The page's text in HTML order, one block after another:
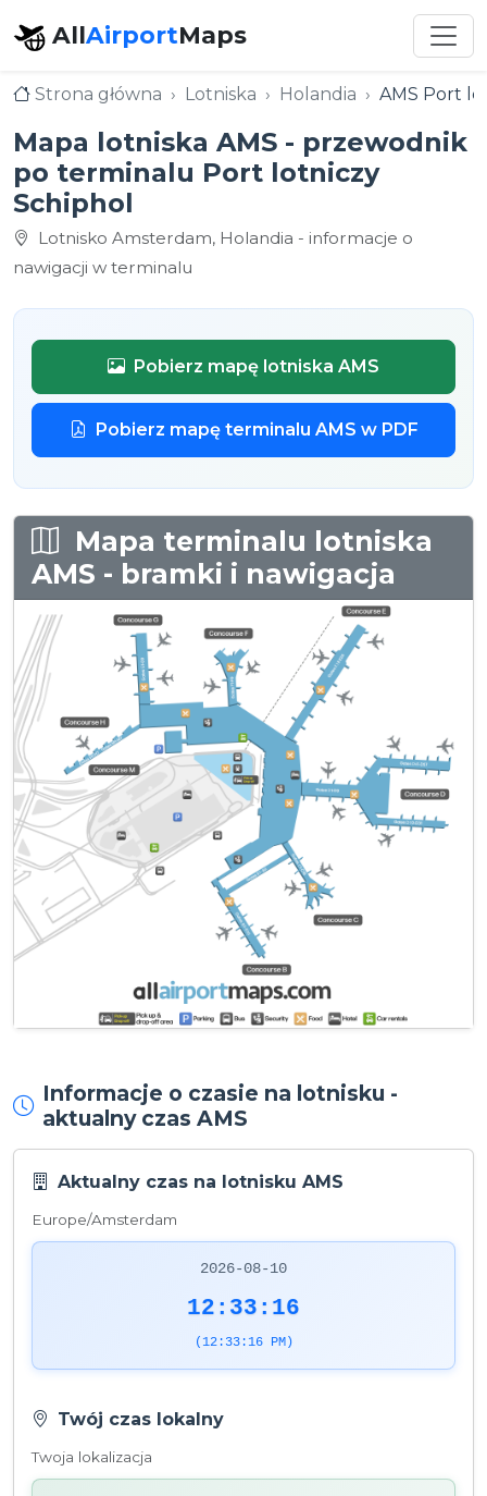
AllAirportMaps
Strona główna Lotniska Holandia AMS Port
Mapa lotniska AMS - przewodnik
po terminalu Port lotniczy
Schiphol
Lotnisko Amsterdam, Holandia - informacje o
nawigacji w terminalu
Pobierz mapę lotniska AMS
Pobierz mapę terminalu AMS w PDF
Mapa terminalu lotniska
AMS - bramki i nawigacja
Informacje o czasie na lotnisku -
aktualny czas AMS
Aktualny czas na lotnisku AMS
Europe/Amsterdam
2026-08-10
12:33:16
(12:33:16 PM)
Twój czas lokalny
Twoja lokalizacja